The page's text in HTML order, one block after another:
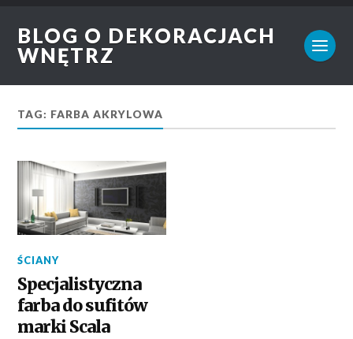
BLOG O DEKORACJACH
WNĘTRZ
TAG: FARBA AKRYLOWA
ŚCIANY
Specjalistyczna
farba do sufitów
marki Scala